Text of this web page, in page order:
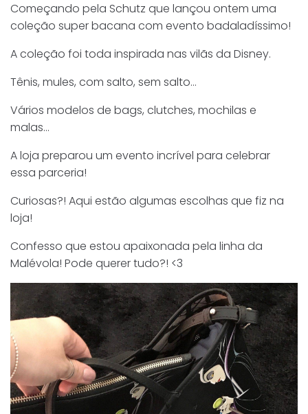
Começando pela Schutz que lançou ontem uma
coleção super bacana com evento badaladíssimo!
A coleção foi toda inspirada nas vilãs da Disney.
Tênis, mules, com salto, sem salto…
Vários modelos de bags, clutches, mochilas e
malas…
A loja preparou um evento incrível para celebrar
essa parceria!
Curiosas?! Aqui estão algumas escolhas que fiz na
loja!
Confesso que estou apaixonada pela linha da
Malévola! Pode querer tudo?! <3